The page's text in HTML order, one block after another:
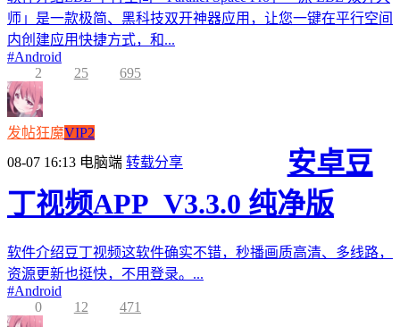
师」是一款极简、黑科技双开神器应用，让您一键在平行空间
内创建应用快捷方式，和...
#Android
2
25 695
发帖狂魔VIP2
08-07 16:13 电脑端 转载分享
安卓豆
丁视频APP_V3.3.0 纯净版
软件介绍豆丁视频这软件确实不错，秒播画质高清、多线路，
资源更新也挺快，不用登录。...
#Android
0
12 471